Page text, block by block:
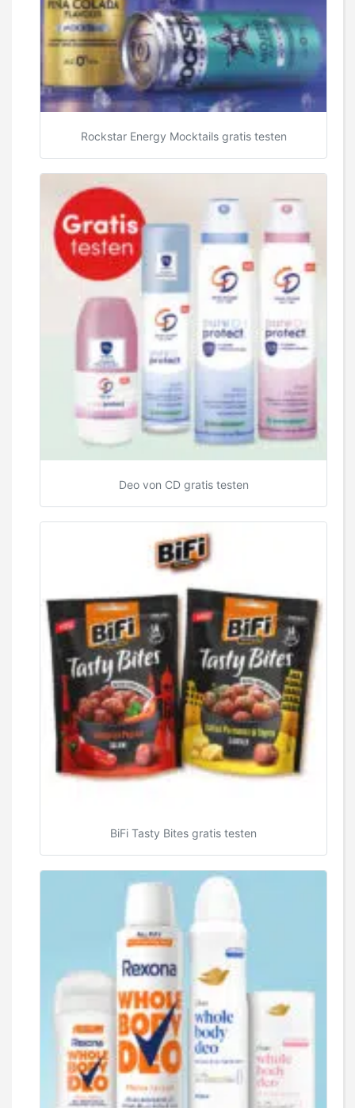
Rockstar Energy Mocktails gratis testen
Deo von CD gratis testen
BiFi Tasty Bites gratis testen